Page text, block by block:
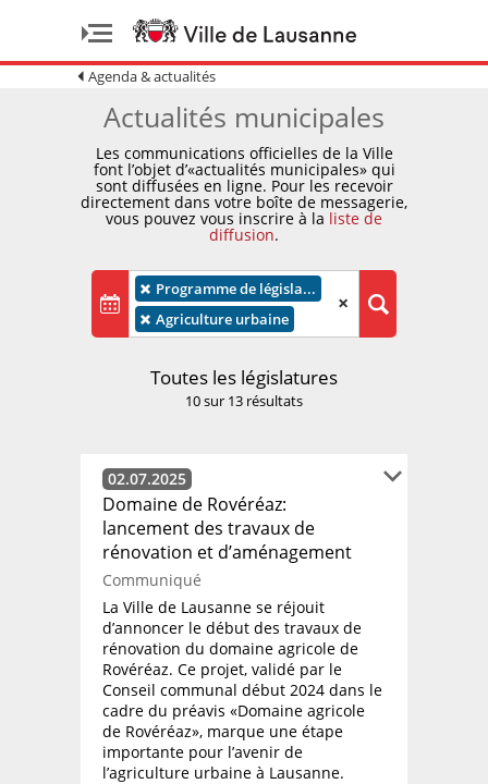
Agenda & actualités
Actualités municipales
Les communications officielles de la Ville
font l’objet d’«actualités municipales» qui
sont diffusées en ligne. Pour les recevoir
directement dans votre boîte de messagerie,
vous pouvez vous inscrire à la liste de
diffusion.
× Programme de législa...
× Agriculture urbaine
×
Toutes les législatures
10 sur 13 résultats
02.07.2025
Domaine de Rovéréaz:
lancement des travaux de
rénovation et d’aménagement
Communiqué
La Ville de Lausanne se réjouit
d’annoncer le début des travaux de
rénovation du domaine agricole de
Rovéréaz. Ce projet, validé par le
Conseil communal début 2024 dans le
cadre du préavis «Domaine agricole
de Rovéréaz», marque une étape
importante pour l’avenir de
l’agriculture urbaine à Lausanne.